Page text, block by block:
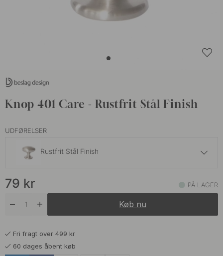
Knop 401 Care - Rustfrit Stål Finish
UDFØRELSER
Rustfrit Stål Finish
På lager
79 kr PÅ LAGER
Køb nu
Fri fragt over 499 kr
60 dages åbent køb